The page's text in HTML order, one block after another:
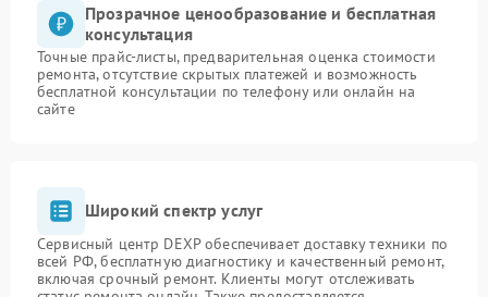
Прозрачное ценообразование и бесплатная
консультация
Точные прайс-листы, предварительная оценка стоимости
ремонта, отсутствие скрытых платежей и возможность
бесплатной консультации по телефону или онлайн на
сайте
Широкий спектр услуг
Сервисный центр DEXP обеспечивает доставку техники по
всей РФ, бесплатную диагностику и качественный ремонт,
включая срочный ремонт. Клиенты могут отслеживать